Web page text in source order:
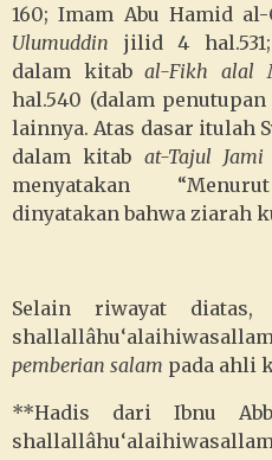
160; Imam Abu Hamid
Ulumuddin jilid 4 hal.531;
dalam kitabal-Fikh alal
hal.540 (dalam
lainnya. Atas dasar itulah
dalam kitab at-Tajul
menyatakan
dinyatakan bahwa ziarah
Selain riwayat
pemberian salam pada ahli
**Hadis dari Ibnu